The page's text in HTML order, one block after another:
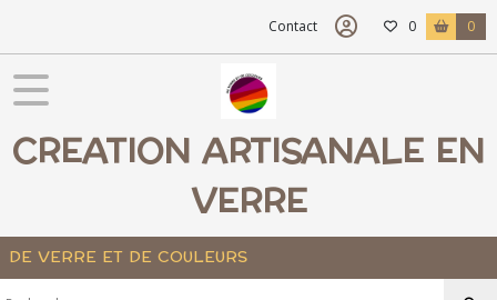
Contact 0 0
CREATION ARTISANALE EN
VERRE
DE VERRE ET DE COULEURS